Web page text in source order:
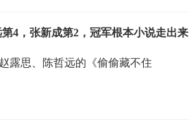
4，张新成第2，冠军根本小说走出来
露思、陈哲远的《偷偷藏不住